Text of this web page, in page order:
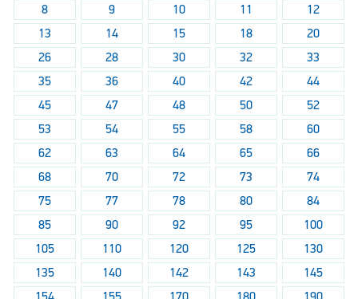
8
9 10 11
12
13
14 15 18
20
26
28 30 32
33
35
36 40 42
44
45
47 48 50
52
53
54 55 58
60
62
63 64 65
66
68
70 72 73
74
75
77 78 80
84
85
90 92 95
100
105
110 120 125
130
135
140 142 143
145